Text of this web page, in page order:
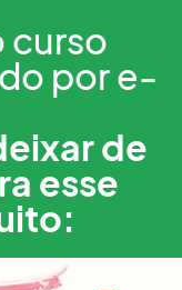
curso
por e-
de
esse